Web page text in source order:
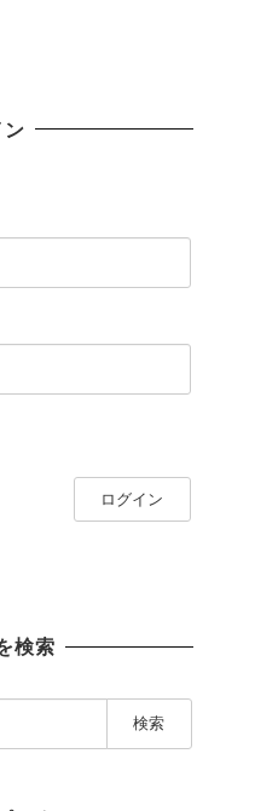
ン
ログイン
検索